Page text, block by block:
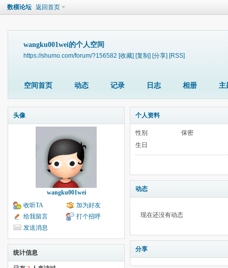
数模论坛 返回首页
wangku001wei的个人空间
https://shumo.com/forum/?156582 [收藏] [复制] [分享] [RSS]
空间首页 动态 记录 日志 相册 主
头像
wangku001wei
收听TA
加为好友
给我留言
打个招呼
发送消息
统计信息
个人资料
性别
保密
生日
动态
现在还没有动态
分享